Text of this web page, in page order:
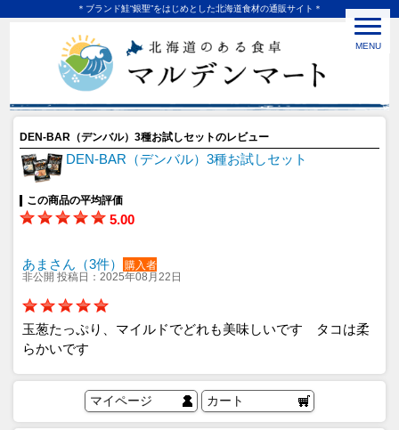
＊ブランド鮭“銀聖”をはじめとした北海道食材の通販サイト＊
MENU
DEN-BAR（デンバル）3種お試しセットのレビュー
DEN-BAR（デンバル）3種お試しセット
この商品の平均評価
5.00
あまさん（3件）
購入者
非公開 投稿日：2025年08月22日
玉葱たっぷり、マイルドでどれも美味しいです タコは柔
らかいです
マイページ カート